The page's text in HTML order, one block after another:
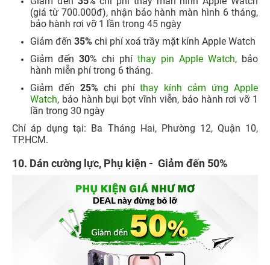
(giá từ 700.000đ), nhận bảo hành màn hình 6 tháng,
bảo hành rơi vỡ 1 lần trong 45 ngày
Giảm đến 35% chi phí xoá trầy mặt kính Apple Watch
Giảm đến 30% chi phí thay pin Apple Watch, bảo
hành miễn phí trong 6 tháng.
Giảm đến 25% chi phíthay kính cảm ứng Apple
Watch, bảo hành bụi bọt vĩnh viễn, bảo hành rơi vỡ 1
lần trong 30 ngày
Chỉ áp dụng tại: Ba Tháng Hai, Phường 12, Quận 10,
TP.HCM.
10. Dán cường lực, Phụ kiện - Giảm đến 50%